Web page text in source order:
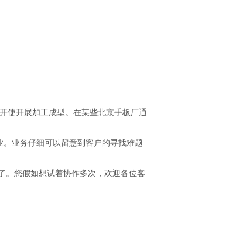
开展加工成型。在某些北京手板厂通
业务仔细可以留意到客户的寻找难题
您假如想试着协作多次，欢迎各位客